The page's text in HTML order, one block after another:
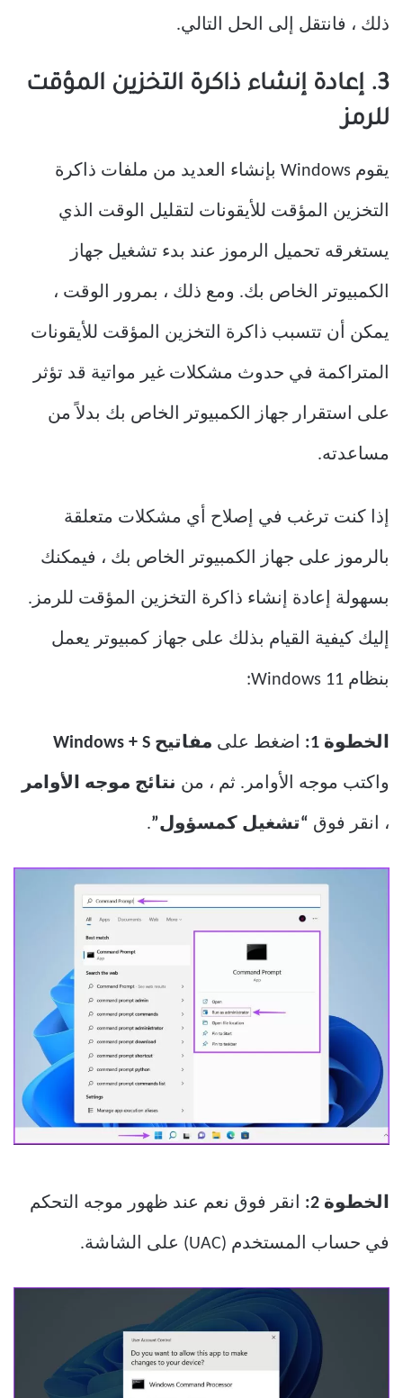
ذلك ، فانتقل إلى الحل التالي.
3. إعادة إنشاء ذاكرة التخزين المؤقت
للرمز
يقوم Windows بإنشاء العديد من ملفات ذاكرة
التخزين المؤقت للأيقونات لتقليل الوقت الذي
يستغرقه تحميل الرموز عند بدء تشغيل جهاز
الكمبيوتر الخاص بك. ومع ذلك ، بمرور الوقت ،
يمكن أن تتسبب ذاكرة التخزين المؤقت للأيقونات
المتراكمة في حدوث مشكلات غير مواتية قد تؤثر
على استقرار جهاز الكمبيوتر الخاص بك بدلاً من
مساعدته.
إذا كنت ترغب في إصلاح أي مشكلات متعلقة
بالرموز على جهاز الكمبيوتر الخاص بك ، فيمكنك
بسهولة إعادة إنشاء ذاكرة التخزين المؤقت للرمز.
إليك كيفية القيام بذلك على جهاز كمبيوتر يعمل
بنظام Windows 11:
الخطوة 1: اضغط على مفاتيح Windows + S
واكتب موجه الأوامر. ثم ، من نتائج موجه الأوامر
، انقر فوق “تشغيل كمسؤول”.
الخطوة 2: انقر فوق نعم عند ظهور موجه التحكم
في حساب المستخدم (UAC) على الشاشة.